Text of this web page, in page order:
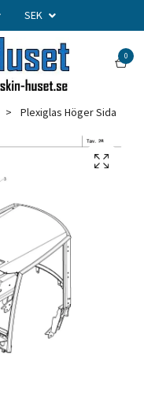
SEK
0
Plexiglas Höger Sida